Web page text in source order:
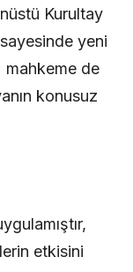
Kurultay
yeni
de
konusuz
etkisini